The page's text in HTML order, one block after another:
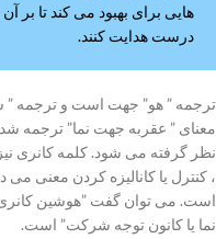
هایی برای بهبود می کند تا
درست هدایت کنند.
ترجمه ” هو” جهت است و ترجمه ”
معنای ” عقربه جهت نما” ترجمه
نظر گرفته می شود. کلمه کانری
، کنترل یا کانالیزه کردن معنی
است. می توان گفت ”هوشین
نما یا کانون توجه شرکت” است.